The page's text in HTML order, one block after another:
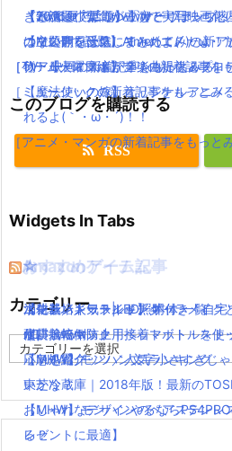
「銀魂」小栗旬が主演で実写映画
は？公開日は？
［TV・映画の新着記事をもっとみる］
【Twitterで話題】「ひとりぼっち
つない声を受信してみたよ(´・ω・
［ゲーム・スマホアプリの新着記事を
【2016夏アニソン】サーヴァンプ
の主題歌を一気にまとめてみたよ
´)！【火曜日編】
【魔法使いの嫁】オリジナルアニメ
れるよ(｀・ω・´)！！
［アニメ・マンガの新着記事をもっと
ぎと話題( ﾟдﾟ )wwww
【Mステで話題】Aimer(エメ)の新
物アーティストが全楽曲提供＆プロ
［ミュージックの新着記事をもっとみ
このブログを購読する
RSS
Widgets In Tabs
おすすめゲーム記事
【モンハンワールド】キャラメイク
´Д｀)www
【MHW】モンハン文字小さすぎじ
いかな？
【MHW】モンハンやるなら
る？
Amazonアイテム
水耕栽培キット|LED照明付き！自
水耕栽培キット｜ペットボトルを使
ットを紹介
東芝冷蔵庫｜2018年版！最新の
おしゃれなデザインのペアステンレ
レゼントに最適】
☆
ニンテンドースイッチ 本体 一覧
使い捨てマスク
☆
消化器／人気ランキング
耐震・転倒防止用接着マット・スト
応急処置グッツ／人気ランキング
☆
カテゴリー
テ
リ
ー